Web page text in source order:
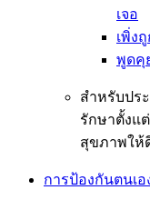
เจอ
เพิ่ง
พูดคุ
สำหรับปร
รักษาตั้งแ
สุขภาพให้
การป้องกันตนเ